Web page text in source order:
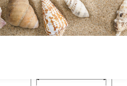
41
Alu
12